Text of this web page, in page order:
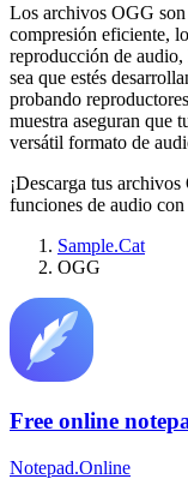
Los archivos OGG
compresión eficiente,
reproducción de
sea que estés
probando
muestra aseguran que
versátil formato de
¡Descarga tus
funciones de audio
Sample.Cat
OGG
Free online
Notepad.Online